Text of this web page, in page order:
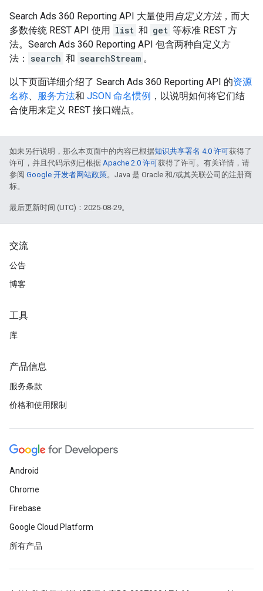
Search Ads 360 Reporting API 大量使用自定义方法，而大
多数传统 REST API 使用 list 和 get 等标准 REST 方
法。Search Ads 360 Reporting API 包含两种自定义方
法：
search 和 searchStream 。
以下页面详细介绍了 Search Ads 360 Reporting API 的资源
名称、 服务方法和 JSON 命名惯例 ，以说明如何将它们结
合使用来定义 REST 接口端点。
如未另行说明，那么本页面中的内容已根据知识共享署名 4.0 许可获得了
许可，并且代码示例已根据 Apache 2.0 许可获得了许可。有关详情，请
参阅 Google 开发者网站政策。Java 是 Oracle 和/或其关联公司的注册商
标。
最后更新时间 (UTC)：2025-08-29。
交流
公告
博客
工具
库
产品信息
服务条款
价格和使用限制
Android
Chrome
Firebase
Google Cloud Platform
所有产品